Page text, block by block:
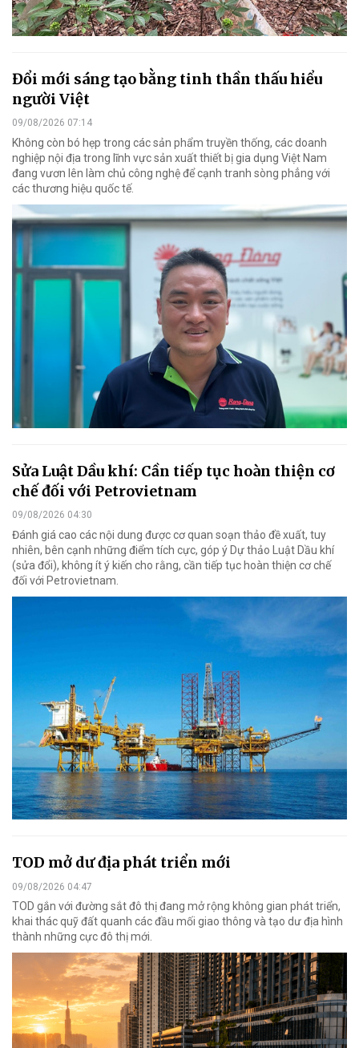
Đổi mới sáng tạo bằng tinh thần thấu hiểu
người Việt
09/08/2026 07:14
Không còn bó hẹp trong các sản phẩm truyền thống, các doanh
nghiệp nội địa trong lĩnh vực sản xuất thiết bị gia dụng Việt Nam
đang vươn lên làm chủ công nghệ để cạnh tranh sòng phẳng với
các thương hiệu quốc tế.
Sửa Luật Dầu khí: Cần tiếp tục hoàn thiện cơ
chế đối với Petrovietnam
09/08/2026 04:30
Đánh giá cao các nội dung được cơ quan soạn thảo đề xuất, tuy
nhiên, bên cạnh những điểm tích cực, góp ý Dự thảo Luật Dầu khí
(sửa đổi), không ít ý kiến cho rằng, cần tiếp tục hoàn thiện cơ chế
đối với Petrovietnam.
TOD mở dư địa phát triển mới
09/08/2026 04:47
TOD gắn với đường sắt đô thị đang mở rộng không gian phát triển,
khai thác quỹ đất quanh các đầu mối giao thông và tạo dư địa hình
thành những cực đô thị mới.